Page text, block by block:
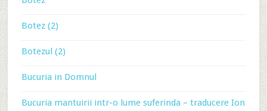
Botez (2)
Botezul (2)
Bucuria in Domnul
Bucuria mantuirii intr-o lume suferinda – traducere Ion